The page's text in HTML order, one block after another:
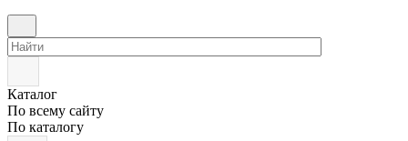
Каталог
По всему сайту
По каталогу